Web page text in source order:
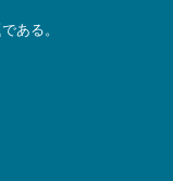
ある。